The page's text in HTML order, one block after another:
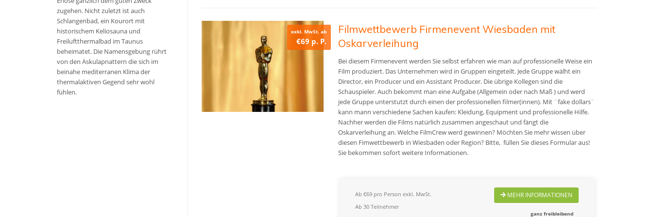
exkl. MwSt. ab
€69 p. P.
Filmwettbewerb Firmenevent Wiesbaden mit
Oskarverleihung
Bei diesem Firmenevent werden Sie selbst erfahren wie man auf professionelle Weise ein
Film produziert. Das Unternehmen wird in Gruppen eingeteilt. Jede Gruppe wälht ein
Director, ein Producer und ein Assistant Producer. Die übrige Kollegen sind die
Schauspieler. Auch bekommt man eine Aufgabe (Allgemein oder nach Maß ) und werd
jede Gruppe unterstutzt durch einen der professionellen filmer(innen). Mit ¨fake dollars¨
kann mann verschiedene Sachen kaufen: Kleidung, Equipment und professionelle Hilfe.
Nachher werden die Films natürlich zusammen angeschaut und fängt die
Oskarverleihung an. Welche FilmCrew werd gewinnen? Möchten Sie mehr wissen über
diesen Fimwettbewerb in Wiesbaden oder Region? Bitte, füllen Sie dieses Formular aus!
Sie bekommen sofort weitere Informationen.
Ab €69 pro Person exkl. MwSt.
Ab 30 Teilnehmer
MEHR INFORMATIONEN
ganz freibleibend
zugehen. Nicht zuletzt ist auch
Schlangenbad, ein Kourort mit
historischem Keliosauna und
Freiluftthermalbad im Taunus
beheimatet. Die Namensgebung rührt
von den Äskulapnattern die sich im
beinahe mediterranen Klima der
thermalaktiven Gegend sehr wohl
fühlen.